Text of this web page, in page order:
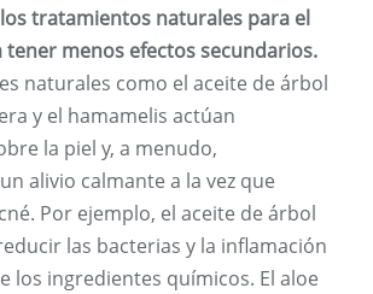
tratamientos naturales para el
tener menos efectos secundarios.
naturales como el aceite de árbol
y el hamamelis actúan
la piel y, a menudo,
alivio calmante a la vez que
Por ejemplo, el aceite de árbol
las bacterias y la inflamación
los ingredientes químicos. El aloe